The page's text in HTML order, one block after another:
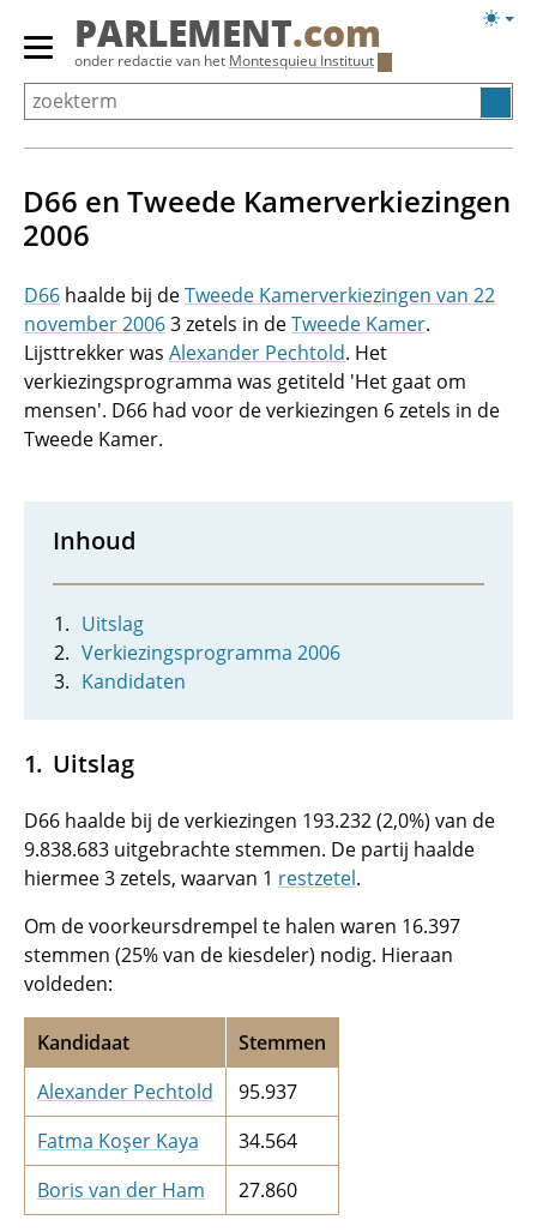
Overslaan
Primair
menu
tonen/verbergen
PARLEMENT.com
onder redactie van het Montesquieu Instituut
D66 en Tweede Kamerverkiezingen
2006
D66 haalde bij deTweede Kamerverkiezingen van 22
november 20063 zetels in deTweede Kamer.
Lijsttrekker was Alexander Pechtold. Het
verkiezingsprogramma was getiteld 'Het gaat om
mensen'. D66 had voor de verkiezingen 6 zetels in de
Tweede Kamer.
Inhoud
Uitslag
Verkiezingsprogramma 2006
Kandidaten
Uitslag
D66 haalde bij de verkiezingen 193.232 (2,0%) van de
9.838.683 uitgebrachte stemmen. De partij haalde
hiermee 3 zetels, waarvan 1 restzetel.
Om de voorkeursdrempel te halen waren 16.397
stemmen (25% van de kiesdeler) nodig. Hieraan
voldeden:
Kandidaat
Stemmen
Alexander Pechtold
95.937
Fatma Koşer Kaya
34.564
Boris van der Ham
27.860